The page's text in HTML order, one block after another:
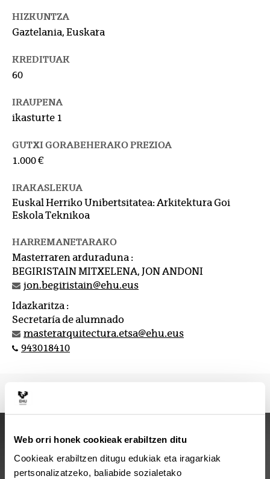
Web orri honek cookieak erabiltzen ditu
Cookieak erabiltzen ditugu edukiak eta iragarkiak
pertsonalizatzeko, baliabide sozialetako
HIZKUNTZA
Gaztelania, Euskara
KREDITUAK
60
IRAUPENA
ikasturte 1
GUTXI GORABEHERAKO PREZIOA
1.000 €
IRAKASLEKUA
Euskal Herriko Unibertsitatea: Arkitektura Goi
Eskola Teknikoa
HARREMANETARAKO
Masterraren arduraduna :
BEGIRISTAIN MITXELENA, JON ANDONI
jon.begiristain@ehu.eus
Idazkaritza :
Secretaría de alumnado
masterarquitectura.etsa@ehu.eus
943018410